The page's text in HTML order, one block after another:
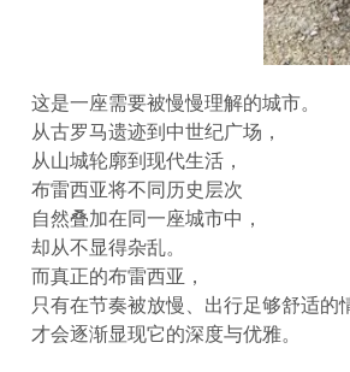
这是一座需要被慢慢理解的城市。
从古罗马遗迹到中世纪广场，
从山城轮廓到现代生活，
布雷西亚将不同历史层次
自然叠加在同一座城市中，
却从不显得杂乱。
而真正的布雷西亚，
只有在节奏被放慢、出行足够舒适的
才会逐渐显现它的深度与优雅。